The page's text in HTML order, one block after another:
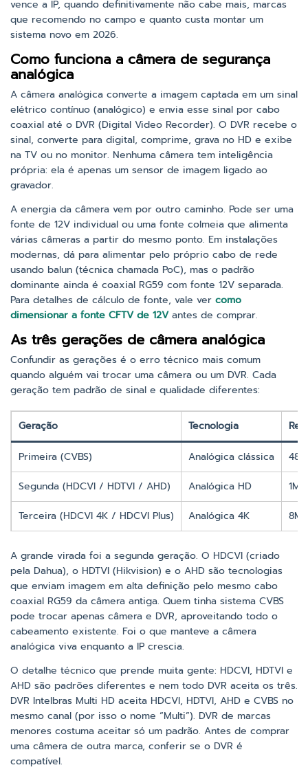
vence a IP, quando definitivamente não cabe mais, marcas
que recomendo no campo e quanto custa montar um
sistema novo em 2026.
Como funciona a câmera de segurança
analógica
A câmera analógica converte a imagem captada em um sinal
elétrico contínuo (analógico) e envia esse sinal por cabo
coaxial até o DVR (Digital Video Recorder). O DVR recebe o
sinal, converte para digital, comprime, grava no HD e exibe
na TV ou no monitor. Nenhuma câmera tem inteligência
própria: ela é apenas um sensor de imagem ligado ao
gravador.
A energia da câmera vem por outro caminho. Pode ser uma
fonte de 12V individual ou uma fonte colmeia que alimenta
várias câmeras a partir do mesmo ponto. Em instalações
modernas, dá para alimentar pelo próprio cabo de rede
usando balun (técnica chamada PoC), mas o padrão
dominante ainda é coaxial RG59 com fonte 12V separada.
Para detalhes de cálculo de fonte, vale ver como
dimensionar a fonte CFTV de 12Vantes de comprar.
As três gerações de câmera analógica
Confundir as gerações é o erro técnico mais comum
quando alguém vai trocar uma câmera ou um DVR. Cada
geração tem padrão de sinal e qualidade diferentes:
Geração Tecnologia
Primeira (CVBS) Analógica clássica
Segunda (HDCVI / HDTVI / AHD) Analógica HD
Terceira (HDCVI 4K / HDCVI Plus) Analógica 4K
A grande virada foi a segunda geração. O HDCVI (criado
pela Dahua), o HDTVI (Hikvision) e o AHD são tecnologias
que enviam imagem em alta definição pelo mesmo cabo
coaxial RG59 da câmera antiga. Quem tinha sistema CVBS
pode trocar apenas câmera e DVR, aproveitando todo o
cabeamento existente. Foi o que manteve a câmera
analógica viva enquanto a IP crescia.
O detalhe técnico que prende muita gente: HDCVI, HDTVI e
AHD são padrões diferentes e nem todo DVR aceita os três.
DVR Intelbras Multi HD aceita HDCVI, HDTVI, AHD e CVBS no
mesmo canal (por isso o nome “Multi”). DVR de marcas
menores costuma aceitar só um padrão. Antes de comprar
uma câmera de outra marca, conferir se o DVR é
compatível.